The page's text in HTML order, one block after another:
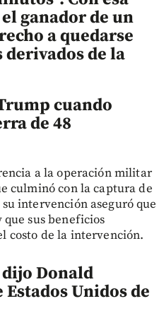
ganador de un
a quedarse
de la
cuando
de 48
a la operación militar
culminó con la captura de
intervención aseguró que
sus beneficios
costo de la intervención.
Donald
Unidos de